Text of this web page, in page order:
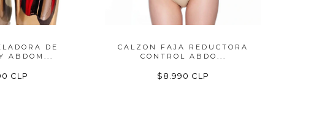
DE
ABDOM...
CLP
CALZON FAJA REDUCTORA
CONTROL ABDO...
$8.990 CLP